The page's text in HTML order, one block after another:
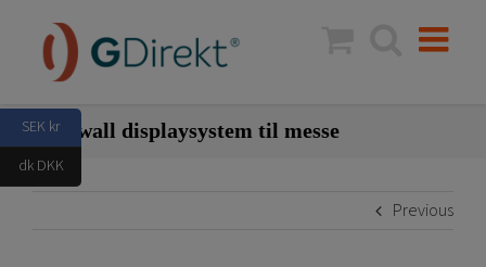
content
Linkwall displaysystem til messe
Previous
SEK kr
dk DKK